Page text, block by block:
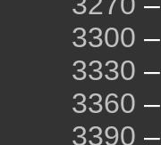
3300 –
3330 –
3360 –
3390 –